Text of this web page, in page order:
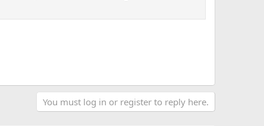
You must log in or register to reply here.